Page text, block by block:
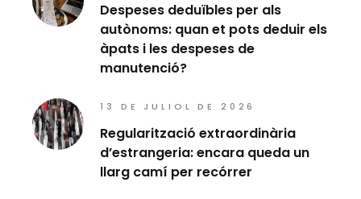
Despeses deduïbles per als
autònoms: quan et pots deduir els
àpats i les despeses de
manutenció?
13 DE JULIOL DE 2026
Regularització extraordinària
d’estrangeria: encara queda un
llarg camí per recórrer